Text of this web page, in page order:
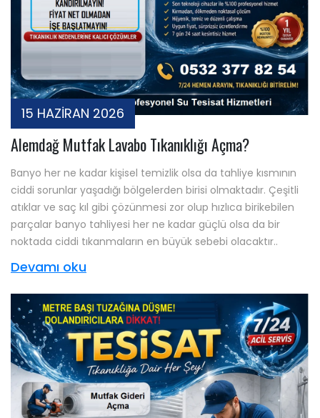
15 HAZİRAN 2026
Alemdağ Mutfak Lavabo Tıkanıklığı Açma?
Banyo her ne kadar kişisel temizlik olsa da tahliye kısmının
ciddi sorunlar yaşadığı bölgelerden birisi olmaktadır. Çeşitli
atıklar ve saç kıl gibi çözünmesi zor olup hızlıca birikebilen
parçalar banyo tahliyesi her ne kadar güçlü olsa da bir
noktada ciddi tıkanmaların en büyük sebebi olacaktır..
Devamı oku